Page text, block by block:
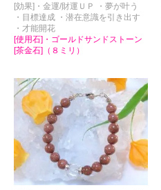
[効果]・金運/財運ＵＰ ・夢が叶う
・目標達成 ・潜在意識を引き出す
・才能開花
[使用石]・ゴールドサンドストーン
[茶金石]（８ミリ）